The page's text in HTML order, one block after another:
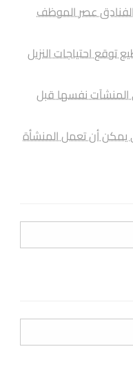
عصر الموظف
توقع احتياجات النزيل
المنشآت نفسها قبل
يمكن أن تعمل المنشأة